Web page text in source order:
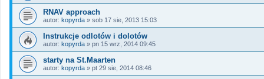
RNAV approach
autor: kopyrda » sob 17 sie, 2013 15:03
Instrukcje odlotów i dolotów
autor: kopyrda » pn 15 wrz, 2014 09:45
starty na St.Maarten
autor: kopyrda » pt 29 sie, 2014 08:46